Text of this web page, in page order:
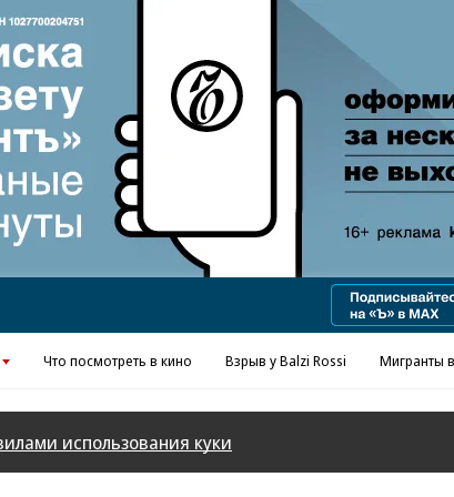
Реклама в «Ъ» www.kommersant.ru/ad
Что посмотреть в кино Взрыв у Balzi Rossi Мигранты
использования куки